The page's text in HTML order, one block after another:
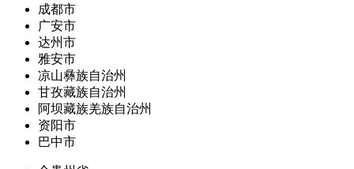
成都市
广安市
达州市
雅安市
凉山彝族自治州
甘孜藏族自治州
阿坝藏族羌族自治州
资阳市
巴中市